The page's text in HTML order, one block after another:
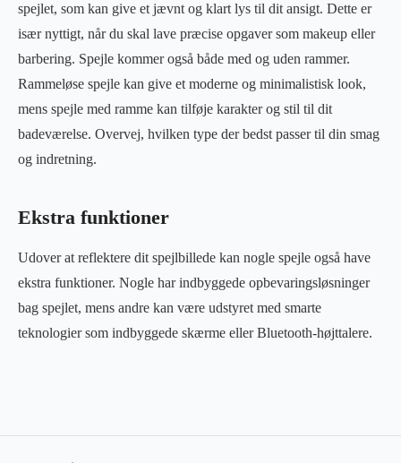
spejlet, som kan give et jævnt og klart lys til dit ansigt. Dette er
især nyttigt, når du skal lave præcise opgaver som makeup eller
barbering. Spejle kommer også både med og uden rammer.
Rammeløse spejle kan give et moderne og minimalistisk look,
mens spejle med ramme kan tilføje karakter og stil til dit
badeværelse. Overvej, hvilken type der bedst passer til din smag
og indretning.
Ekstra funktioner
Udover at reflektere dit spejlbillede kan nogle spejle også have
ekstra funktioner. Nogle har indbyggede opbevaringsløsninger
bag spejlet, mens andre kan være udstyret med smarte
teknologier som indbyggede skærme eller Bluetooth-højttalere.